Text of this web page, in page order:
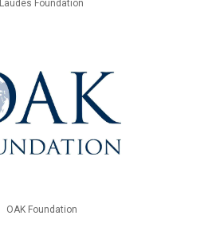
Laudes Foundation
OAK Foundation